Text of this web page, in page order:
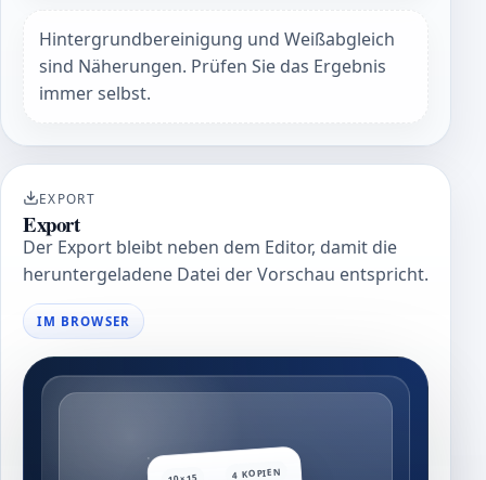
Hintergrundbereinigung und Weißabgleich
sind Näherungen. Prüfen Sie das Ergebnis
immer selbst.
EXPORT
Export
Der Export bleibt neben dem Editor, damit die
heruntergeladene Datei der Vorschau entspricht.
IM BROWSER
4 KOPIEN